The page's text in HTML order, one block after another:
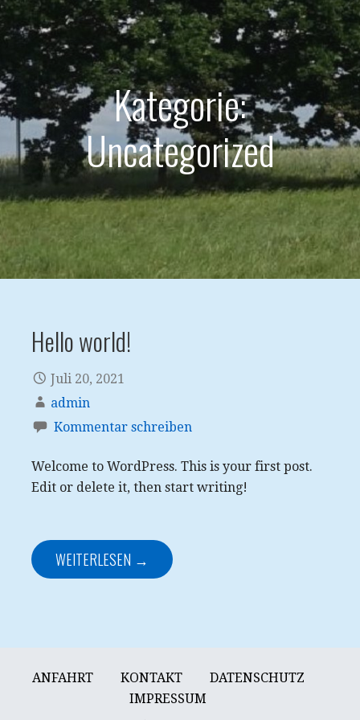
Kategorie:
Uncategorized
Hello world!
Juli 20, 2021
admin
Kommentar schreiben
Welcome to WordPress. This is your first post.
Edit or delete it, then start writing!
WEITERLESEN →
ANFAHRT KONTAKT
DATENSCHUTZ
IMPRESSUM